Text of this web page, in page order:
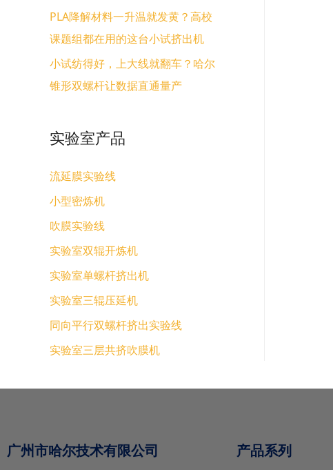
PLA降解材料一升温就发黄？高校
课题组都在用的这台小试挤出机
小试纺得好，上大线就翻车？哈尔
锥形双螺杆让数据直通量产
实验室产品
流延膜实验线
小型密炼机
吹膜实验线
实验室双辊开炼机
实验室单螺杆挤出机
实验室三辊压延机
同向平行双螺杆挤出实验线
实验室三层共挤吹膜机
广州市哈尔技术有限公司
产品系列